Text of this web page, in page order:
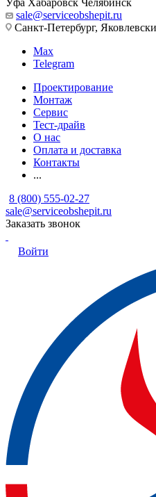
Уфа Хабаровск Челябинск
sale@serviceobshepit.ru
Санкт-Петербург,
Max
Telegram
Проектирование
Монтаж
Сервис
Тест-драйв
О нас
Оплата и доставка
Контакты
...
8 (800) 555-02-27
sale@serviceobshepit.ru
Заказать звонок
Войти